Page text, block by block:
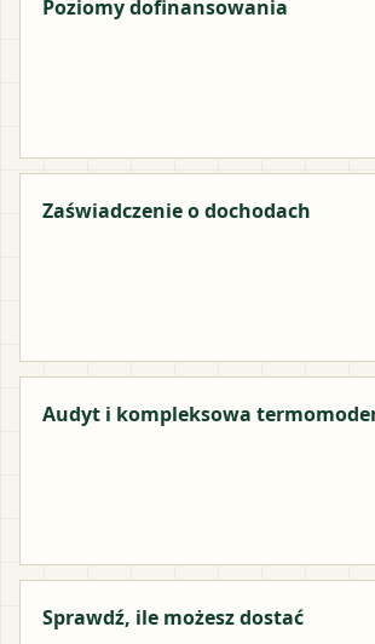
Poziomy dofinansowania
Zaświadczenie o dochodach
Audyt i kompleksowa
Sprawdź, ile możesz dostać